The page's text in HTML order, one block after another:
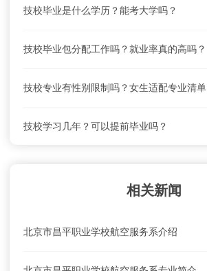
技校毕业是什么学历？能考大学吗？
技校毕业包分配工作吗？就业率真的高吗？
技校专业有性别限制吗？女生适配专业清单
技校学习几年？可以提前毕业吗？
相关新闻
北京市昌平职业学校航空服务系介绍